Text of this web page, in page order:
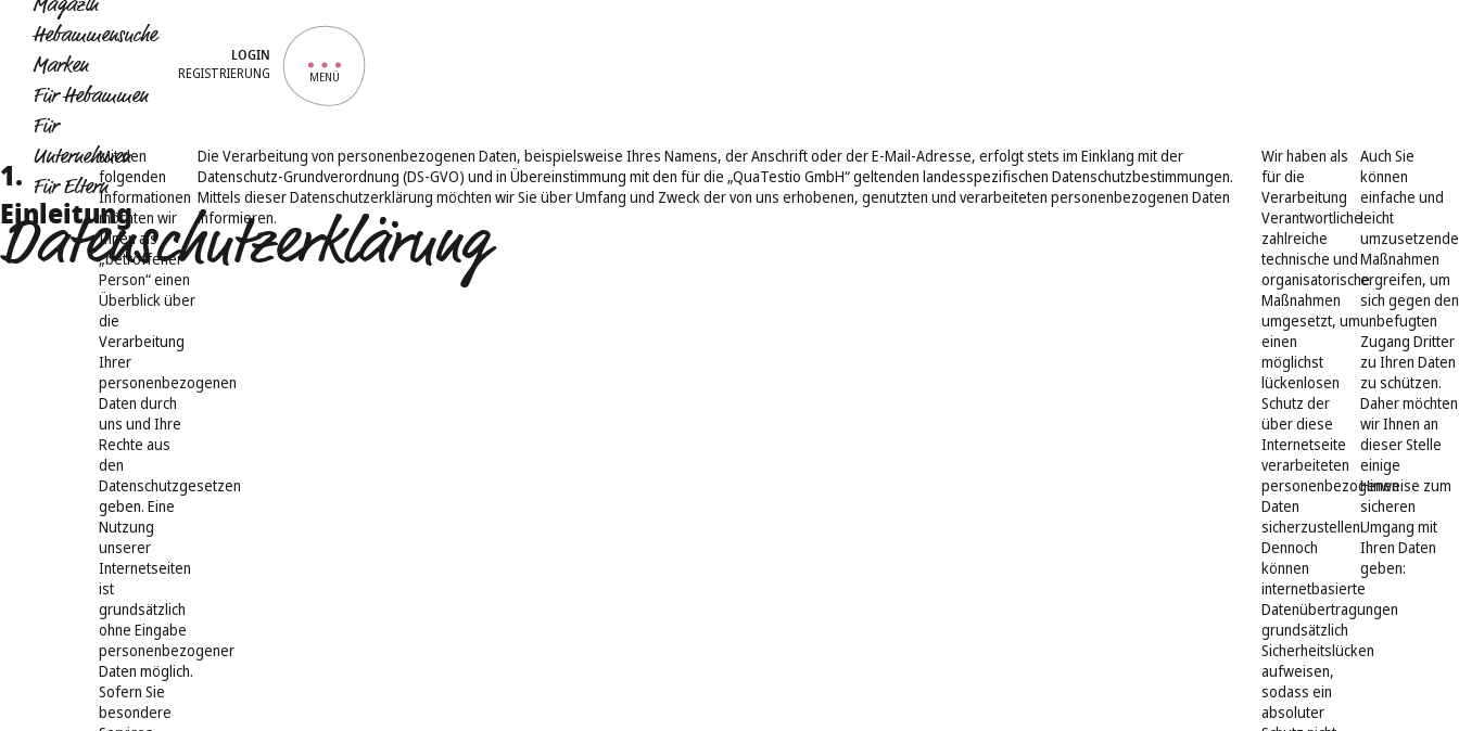
Magazin
Hebammensuche
Marken
Für Hebammen
Für
Unternehmen
Für Eltern
LOGIN
REGISTRIERUNG MENÜ
Datenschutzerklärung
1.
Einleitung
Mit den
folgenden
Informationen
möchten wir
Ihnen als
„betroffener
Person“ einen
Überblick über
die
Verarbeitung
Ihrer
personenbezogenen
Daten durch
uns und Ihre
Rechte aus
den
Datenschutzgesetzen
geben. Eine
Nutzung
unserer
Internetseiten
ist
grundsätzlich
ohne Eingabe
personenbezogener
Daten möglich.
Sofern Sie
besondere
Die Verarbeitung von personenbezogenen Daten, beispielsweise Ihres Namens, der Anschrift oder der E-Mail-Adresse, erfolgt stets im Einklang mit der
Datenschutz-Grundverordnung (DS-GVO) und in Übereinstimmung mit den für die „QuaTestio GmbH“ geltenden landesspezifischen Datenschutzbestimmungen.
Mittels dieser Datenschutzerklärung möchten wir Sie über Umfang und Zweck der von uns erhobenen, genutzten und verarbeiteten personenbezogenen Daten
informieren.
Wir haben als
für die
Verarbeitung
Verantwortliche
zahlreiche
technische und
organisatorische
Maßnahmen
umgesetzt, um
einen
möglichst
lückenlosen
Schutz der
über diese
Internetseite
verarbeiteten
personenbezogenen
Daten
sicherzustellen.
Dennoch
können
internetbasierte
Datenübertragungen
grundsätzlich
Sicherheitslücken
aufweisen,
sodass ein
absoluter
Auch Sie
können
einfache und
leicht
umzusetzende
Maßnahmen
ergreifen, um
sich gegen den
unbefugten
Zugang Dritter
zu Ihren Daten
zu schützen.
Daher möchten
wir Ihnen an
dieser Stelle
einige
Hinweise zum
sicheren
Umgang mit
Ihren Daten
geben: